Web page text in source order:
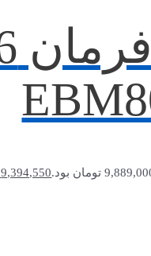
9,394,550